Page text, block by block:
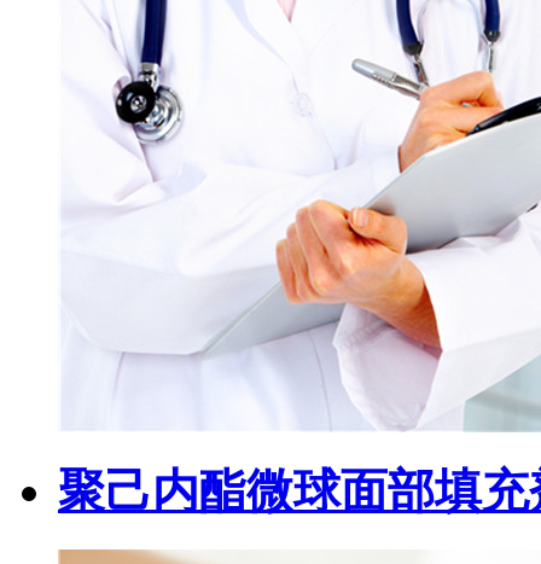
聚己内酯微球面部填